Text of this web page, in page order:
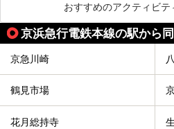
おすすめのアクティビテ
京浜急行電鉄本線の駅から
京急川崎
鶴見市場
花月総持寺